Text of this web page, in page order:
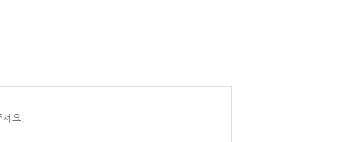
요.